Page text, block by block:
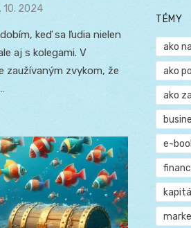
10. 2024
keď sa ľudia nielen
aj s kolegami. V
zaužívaným zvykom, že
TÉMY
ako
ako
ako
e-